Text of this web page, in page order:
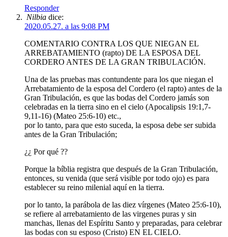
Responder
Nilbia dice:
2020.05.27. a las 9:08 PM
COMENTARIO CONTRA LOS QUE NIEGAN EL
ARREBATAMIENTO (rapto) DE LA ESPOSA DEL
CORDERO ANTES DE LA GRAN TRIBULACIÓN.
Una de las pruebas mas contundente para los que niegan el
Arrebatamiento de la esposa del Cordero (el rapto) antes de la
Gran Tribulación, es que las bodas del Cordero jamás son
celebradas en la tierra sino en el cielo (Apocalipsis 19:1,7-
9,11-16) (Mateo 25:6-10) etc.,
por lo tanto, para que esto suceda, la esposa debe ser subida
antes de la Gran Tribulación;
¿¿ Por qué ??
Porque la bíblia registra que después de la Gran Tribulación,
entonces, su venida (que será visible por todo ojo) es para
establecer su reino milenial aquí en la tierra.
por lo tanto, la parábola de las diez vírgenes (Mateo 25:6-10),
se refiere al arrebatamiento de las virgenes puras y sin
manchas, llenas del Espíritu Santo y preparadas, para celebrar
las bodas con su esposo (Cristo) EN EL CIELO.